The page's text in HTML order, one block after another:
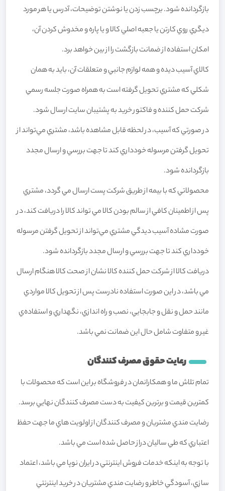
بازگردانده شود. برچسب زدن يا نوشتن توضيحات، آدرس يا هر مورد
ديگري روي کارتن يا جعبه اصلي کالا و يا پاره و مخدوش کردن آن،
امکان استفاده از ضمانت بازگشت را از بين خواهد برد.
کالاي آسيب ديده و همه لوازم جانبي و متعلقات آن، بايد به همان
شکلي که مشتري تحويل گرفته است به همراه صورت جلسه رسمي
شرکت حمل کننده و فاکتور خريد به پشتيبان سايت ارسال شود.
در صورتي که آسيب‏‌، در لحظه قابل مشاهده باشد، مشتري مي‏‌تواند از
تحويل گرفتن مرسوله خودداري کند تا جهت بررسي و ارسال مجدد
بازگردانده شود.
محصولاتي که با بيمه از طريق شرکت پست ارسال مي گردد، مشتري
پس از اطمينان کافي از سالم بودن کالا مي تواند کالا را دريافت کند، در
صورت مشاده آسيب ديدگي مشتري مي‏‌تواند از تحويل گرفتن مرسوله
خودداري کند تا جهت بررسي و ارسال مجدد بازگردانده شود.
دريافت کالا از شرکت حمل کننده کالا نشان از صحت کالا هنگام ارسال
مي باشد، در اين صورت استفاده نادرست پس از تحويل کالا مواردي
مانند حمل و نقل و جابجايي، نصب و راه اندازي، نگهداري و استفاده‌ي
غير و متفاوت شامل حال اين ضمانت نمي باشد.
رعايت حقوق مصرف کنندگان
تمام تلاش ما و همکارانمان در فروشگاه بر اين است که محصولات با
کمترين قيمت و برترين کيفيت به دست مصرف کنندگان نهايي برسد.
رضايت مندي مشتريان و مصرف کنندگان از اولويت هاي ما جهت حفظ
اعتباري که طي ساليان دراز حاصل شده است مي باشد.
با توجه به اينکه خدمات فروش اينترنتي در ايران نوپا مي باشد، اعتماد
سازي، آسودگي خاطر و رضايت مندي مشتريان در خريد اينترنتي